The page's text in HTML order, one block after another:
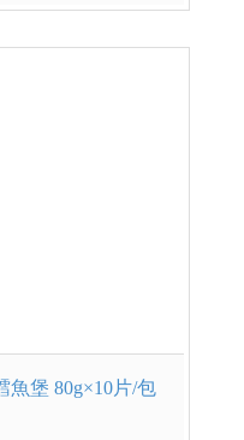
魚堡 80g×10片/包